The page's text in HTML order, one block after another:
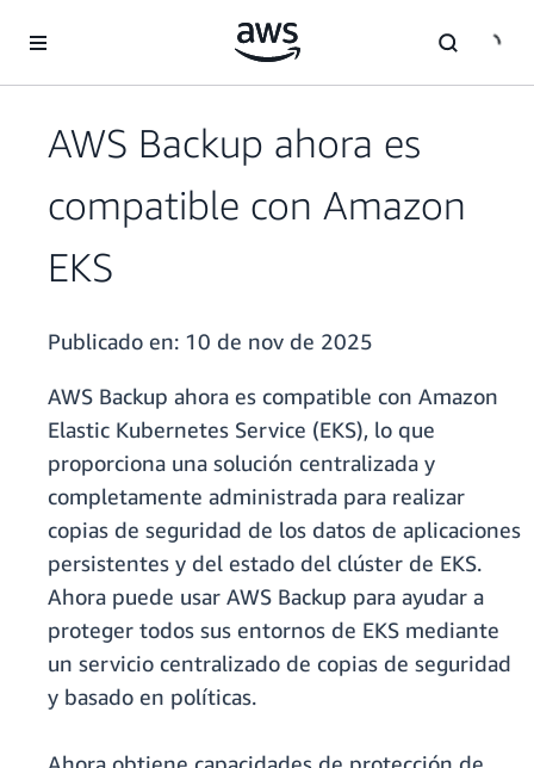
AWS Backup ahora es
compatible con Amazon
EKS
Publicado en: 10 de nov de 2025
AWS Backup ahora es compatible con Amazon
Elastic Kubernetes Service (EKS), lo que
proporciona una solución centralizada y
completamente administrada para realizar
copias de seguridad de los datos de aplicaciones
persistentes y del estado del clúster de EKS.
Ahora puede usar AWS Backup para ayudar a
proteger todos sus entornos de EKS mediante
un servicio centralizado de copias de seguridad
y basado en políticas.